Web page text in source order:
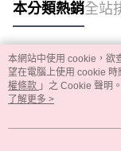
本分類熱銷全站
熱門標籤
本網站中使用 cookie，欲
望在電腦上使用 cookie
權條款 」之 Cookie 聲明
用條款之 Cookie 聲明使用
了解更多 >